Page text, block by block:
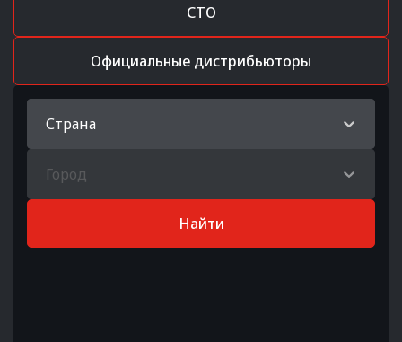
СТО
Официальные дистрибьюторы
Страна
Город
Найти